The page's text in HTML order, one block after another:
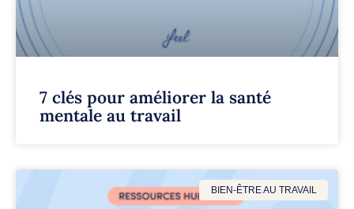
7 clés pour améliorer la santé
mentale au travail
BIEN-ÊTRE AU TRAVAIL